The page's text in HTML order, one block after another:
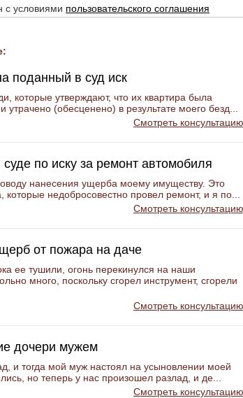
с условиями пользовательского соглашения
поданный в суд иск
которые утверждают, что их квартира была
(обесценено) в результате моего безд...
Смотреть консультацию
по иску за ремонт автомобиля
нанесения ущерба моему имуществу. Это
недобросовестно провел ремонт, и я по...
Смотреть консультацию
от пожара на даче
ее тушили, огонь перекинулся на наши
много, поскольку сгорел инструмент, сгорели
Смотреть консультацию
дочери мужем
и тогда мой муж настоял на усыновлении моей
но теперь у нас произошел разлад, и де...
Смотреть консультацию